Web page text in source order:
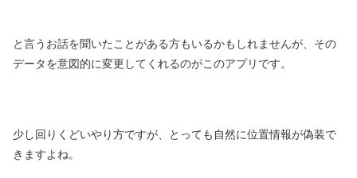
と言うお話を聞いたことがある方もいるかもしれませんが、その
データを意図的に変更してくれるのがこのアプリです。
少し回りくどいやり方ですが、とっても自然に位置情報が偽装で
きますよね。